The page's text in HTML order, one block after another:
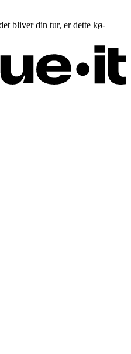
bliver din tur, er dette kø-